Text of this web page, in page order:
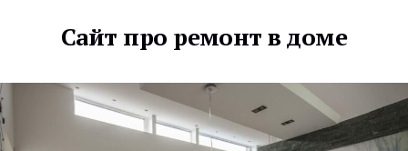
Сайт про ремонт в доме